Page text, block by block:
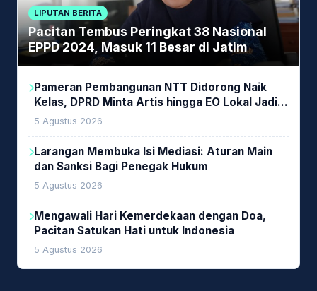
LIPUTAN BERITA
Pacitan Tembus Peringkat 38 Nasional
EPPD 2024, Masuk 11 Besar di Jatim
Pameran Pembangunan NTT Didorong Naik
Kelas, DPRD Minta Artis hingga EO Lokal Jadi
Prioritas
5 Agustus 2026
Larangan Membuka Isi Mediasi: Aturan Main
dan Sanksi Bagi Penegak Hukum
5 Agustus 2026
Mengawali Hari Kemerdekaan dengan Doa,
Pacitan Satukan Hati untuk Indonesia
5 Agustus 2026